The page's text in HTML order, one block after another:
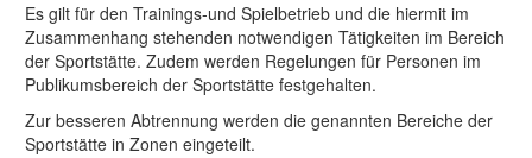
Es gilt für den Trainings-und Spielbetrieb und die hiermit im
Zusammenhang stehenden notwendigen Tätigkeiten im Bereich
der Sportstätte. Zudem werden Regelungen für Personen im
Publikumsbereich der Sportstätte festgehalten.
Zur besseren Abtrennung werden die genannten Bereiche der
Sportstätte in Zonen eingeteilt.